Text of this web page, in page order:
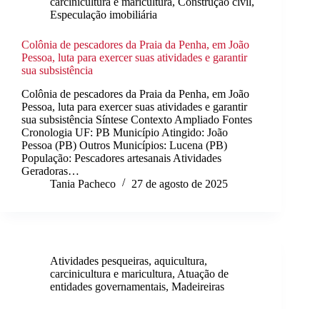
Especulação imobiliária
Colônia de pescadores da Praia da Penha, em João
Pessoa, luta para exercer suas atividades e garantir
sua subsistência
Colônia de pescadores da Praia da Penha, em João
Pessoa, luta para exercer suas atividades e garantir
sua subsistência Síntese Contexto Ampliado Fontes
Cronologia UF: PB Município Atingido: João
Pessoa (PB) Outros Municípios: Lucena (PB)
População: Pescadores artesanais Atividades
Geradoras…
Tania Pacheco
27 de agosto de 2025
Atividades pesqueiras, aquicultura,
carcinicultura e maricultura, Atuação de
entidades governamentais, Madeireiras